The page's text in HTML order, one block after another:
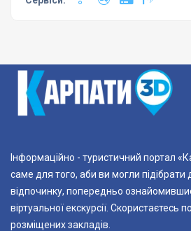
Інформаційно - туристичний портал
саме для того, аби ви могли підібрати
відпочинку, попередньо
віртуальної екскурсії.
розміщених закладів.